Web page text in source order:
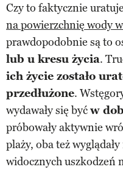
Czy to faktycznie
na powierzchnię wody
prawdopodobnie są to
lub u kresu życia.
ich życie zostało
przedłużone.
wydawały się byćw
próbowały aktywnie
plaży, oba też
widocznych uszkodzeń